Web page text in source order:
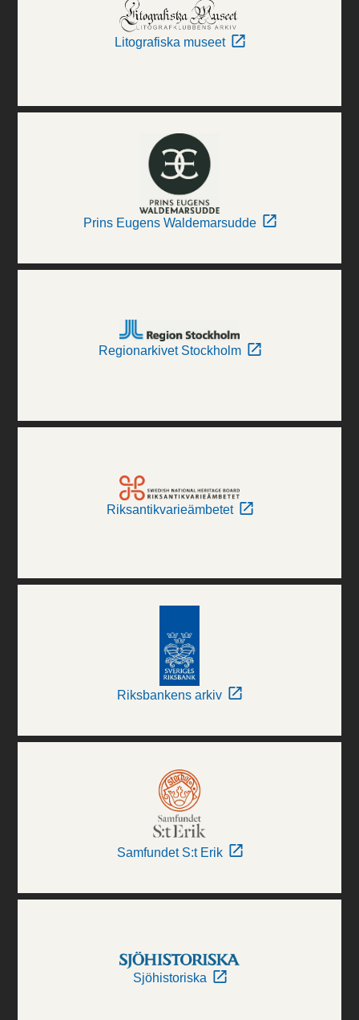
Litografiska museet
Prins Eugens Waldemarsudde
Regionarkivet Stockholm
Riksantikvarieämbetet
Riksbankens arkiv
Samfundet S:t Erik
Sjöhistoriska